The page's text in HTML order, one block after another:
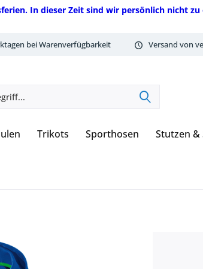
In dieser Zeit sind wir persönlich nicht
bei Warenverfügbarkeit Versand von
Trikots Sporthosen Stutzen &